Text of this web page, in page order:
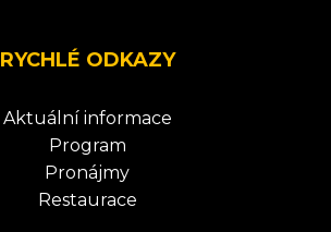
RYCHLÉ ODKAZY
Aktuální informace
Program
Pronájmy
Restaurace